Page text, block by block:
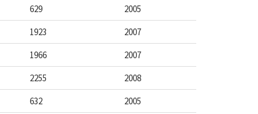
629
2005
1923
2007
1966
2007
2255
2008
632
2005